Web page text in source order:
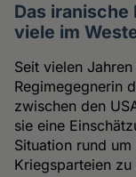
Das iranische
viele im
Seit vielen
Regimegegnerin
zwischen den
sie eine
Situation rund
Kriegsparteien zu